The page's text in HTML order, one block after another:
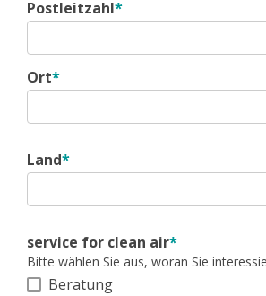
Postleitzahl*
Ort*
Land*
service for clean air*
Bitte wählen Sie aus, woran Sie
Beratung